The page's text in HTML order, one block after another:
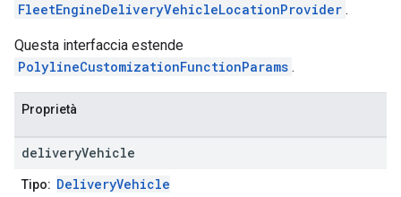
FleetEngineDeliveryVehicleLocationProvider .
Questa interfaccia estende
PolylineCustomizationFunctionParams .
Proprietà
deliveryVehicle
Tipo: DeliveryVehicle